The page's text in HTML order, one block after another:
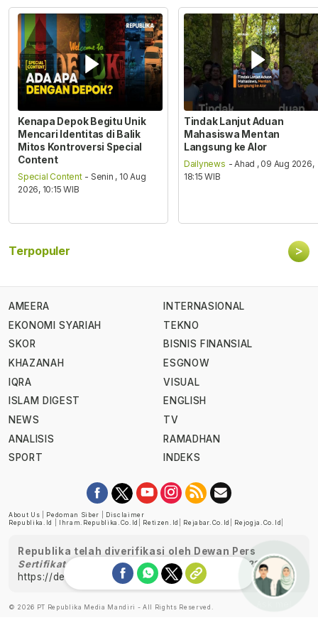
Kenapa Depok Begitu Unik
Mencari Identitas di Balik
Mitos Kontroversi Special
Content
Special Content - Senin , 10 Aug
2026, 10:15 WIB
Tindak Lanjut Aduan
Mahasiswa Mentan
Langsung ke Alor
Dailynews - Ahad , 09 Aug 2026,
18:15 WIB
Terpopuler >
AMEERA
EKONOMI SYARIAH
SKOR
KHAZANAH
IQRA
ISLAM DIGEST
NEWS
ANALISIS
SPORT
INTERNASIONAL
TEKNO
BISNIS FINANSIAL
ESGNOW
VISUAL
ENGLISH
TV
RAMADHAN
INDEKS
About Us Pedoman Siber
Disclaimer
Republika.id
Ihram.republika.co.id Retizen.id Rejabar.co.id Rejogja.co.id
Republika telah diverifikasi oleh Dewan Pers
Sertifikat Nomor 1058/DP-Verifikasi/K/XII/2022
https://dewanpers.or.id/data/perusahaanpers
© 2026 PT Republika Media Mandiri - All Rights Reserved.